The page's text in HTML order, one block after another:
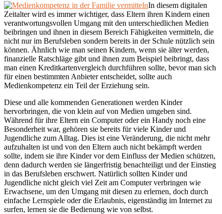
In diesem digitalen
Zeitalter wird es immer wichtiger, dass Eltern ihren Kindern einen
verantwortungsvollen Umgang mit den unterschiedlichen Medien
beibringen und ihnen in diesem Bereich Fähigkeiten vermitteln, die
nicht nur im Berufsleben sondern bereits in der Schule nützlich sein
können. Ähnlich wie man seinen Kindern, wenn sie älter werden,
finanzielle Ratschläge gibt und ihnen zum Beispiel beibringt, dass
man einen Kreditkartenvergleich durchführen sollte, bevor man sich
für einen bestimmten Anbieter entscheidet, sollte auch
Medienkompetenz ein Teil der Erziehung sein.
Diese und alle kommenden Generationen werden Kinder
hervorbringen, die von klein auf von Medien umgeben sind.
Während für ihre Eltern ein Computer oder ein Handy noch eine
Besonderheit war, gehören sie bereits für viele Kinder und
Jugendliche zum Alltag. Dies ist eine Veränderung, die nicht mehr
aufzuhalten ist und von den Eltern auch nicht bekämpft werden
sollte, indem sie ihre Kinder vor dem Einfluss der Medien schützen,
denn dadurch werden sie längerfristig benachteiligt und der Einstieg
in das Berufsleben erschwert. Natürlich sollten Kinder und
Jugendliche nicht gleich viel Zeit am Computer verbringen wie
Erwachsene, um den Umgang mit diesen zu erlernen, doch durch
einfache Lernspiele oder die Erlaubnis, eigenständig im Internet zu
surfen, lernen sie die Bedienung wie von selbst.